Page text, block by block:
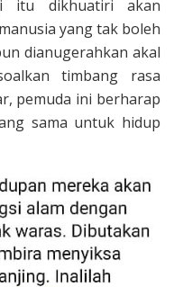
itu dikhuatiri akan
yang tak boleh
dianugerahkan akal
timbang rasa
pemuda ini berharap
sama untuk hidup